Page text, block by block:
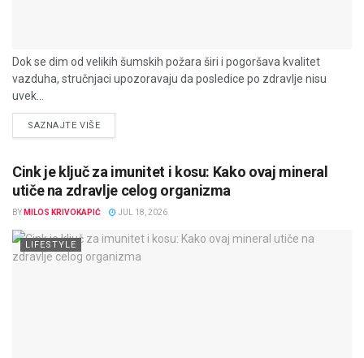
Dok se dim od velikih šumskih požara širi i pogoršava kvalitet
vazduha, stručnjaci upozoravaju da posledice po zdravlje nisu
uvek...
SAZNAJTE VIŠEDETAILS
Cink je ključ za imunitet i kosu: Kako ovaj mineral
utiče na zdravlje celog organizma
BY MILOS KRIVOKAPIĆ JUL 18, 2026
LIFESTYLE